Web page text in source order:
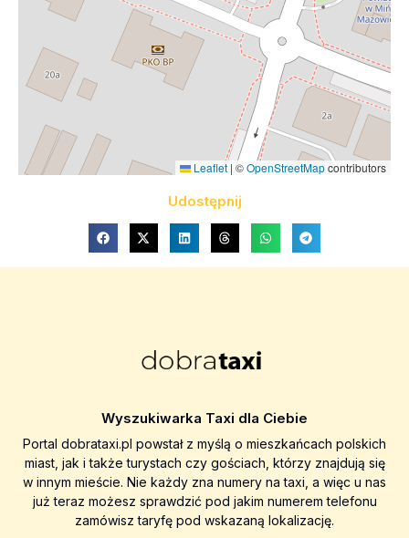
Leaflet | ©OpenStreetMapcontributors
Udostępnij
Wyszukiwarka Taxi dla Ciebie
Portal dobrataxi.pl powstał z myślą o mieszkańcach polskich
miast, jak i także turystach czy gościach, którzy znajdują się
w innym mieście. Nie każdy zna numery na taxi, a więc u nas
już teraz możesz sprawdzić pod jakim numerem telefonu
zamówisz taryfę pod wskazaną lokalizację.